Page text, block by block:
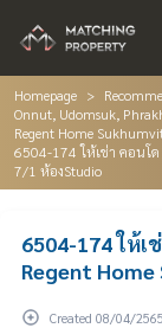
Homepage
Onnut, Udomsuk,
Regent Home
6504-174 ให้เช่า คอนโ
7/1 ห้องStudio
6504-174 ให้
Regent
Created 08/04/2565